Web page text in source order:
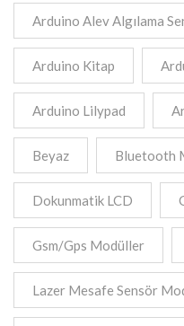
Arduino Alev Algılama
Arduino Kitap
Arduino Lilypad
Beyaz Bluetooth
Dokunmatik LCD
Gsm/Gps Modüller
Lazer Mesafe Sensör